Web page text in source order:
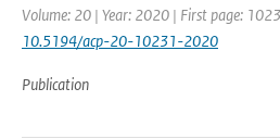
Volume: 20 | Year: 2020 | First page:
10.5194/acp-20-10231-2020
Publication